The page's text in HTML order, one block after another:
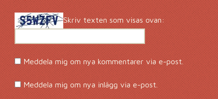
Skriv texten som visas ovan:
Meddela mig om nya kommentarer via e-post.
Meddela mig om nya inlägg via e-post.